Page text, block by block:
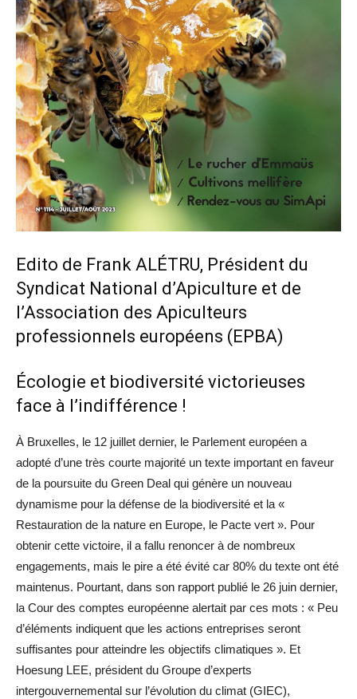
Edito de Frank ALÉTRU, Président du
Syndicat National d’Apiculture et de
l’Association des Apiculteurs
professionnels européens (EPBA)
Écologie et biodiversité victorieuses
face à l’indifférence !
À Bruxelles, le 12 juillet dernier, le Parlement européen a
adopté d’une très courte majorité un texte important en faveur
de la poursuite du Green Deal qui génère un nouveau
dynamisme pour la défense de la biodiversité et la «
Restauration de la nature en Europe, le Pacte vert ». Pour
obtenir cette victoire, il a fallu renoncer à de nombreux
engagements, mais le pire a été évité car 80% du texte ont été
maintenus. Pourtant, dans son rapport publié le 26 juin dernier,
la Cour des comptes européenne alertait par ces mots : « Peu
d’éléments indiquent que les actions entreprises seront
suffisantes pour atteindre les objectifs climatiques ». Et
Hoesung LEE, président du Groupe d’experts
intergouvernemental sur l’évolution du climat (GIEC),